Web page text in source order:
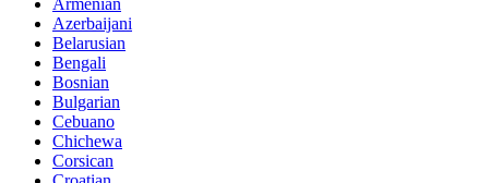
Azerbaijani
Belarusian
Bengali
Bosnian
Bulgarian
Cebuano
Chichewa
Corsican